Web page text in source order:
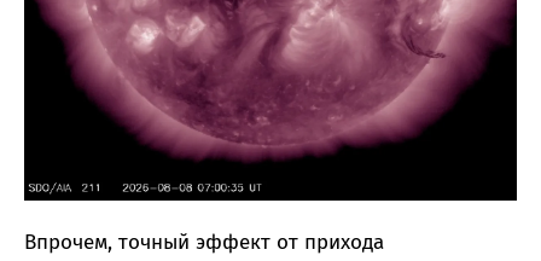
Впрочем, точный эффект от прихода